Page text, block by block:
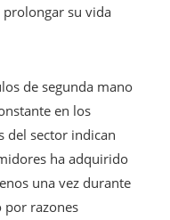
su vida
de segunda mano
en los
del sector indican
ha adquirido
una vez durante
razones